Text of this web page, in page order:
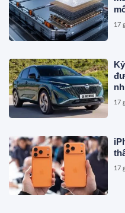
17
17
17